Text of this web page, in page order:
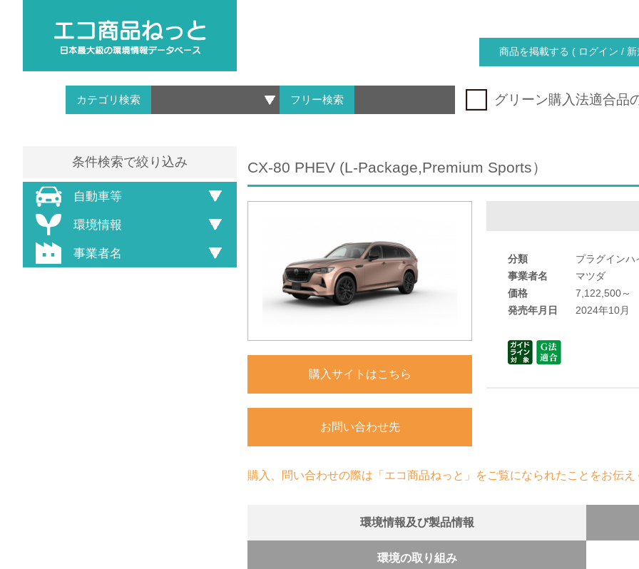
商品を掲載する ( ログイン / 新
カテゴリ検索 フリー検索 グリーン購入法適合品
条件検索で絞り込み
自動車等
環境情報
事業者名
CX-80 PHEV (L-Package,Premium Sports）
購入サイトはこちら
お問い合わせ先
分類
プラグインハ
事業者名
マツダ
価格
7,122,500～
発売年月日
2024年10月
購入、問い合わせの際は「エコ商品ねっと」をご覧になられたことをお伝え
環境情報及び製品情報
環境の取り組み